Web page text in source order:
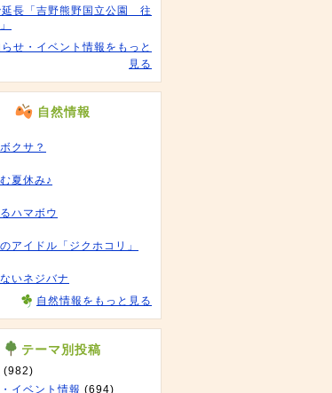
長「吉野熊野国立公園 往
らせ・イベント情報をもっと
見る
自然情報
クサ？
夏休み♪
ハマボウ
アイドル「ジクホコリ」
いネジバナ
自然情報をもっと見る
テーマ別投稿
(982)
イベント情報 (694)